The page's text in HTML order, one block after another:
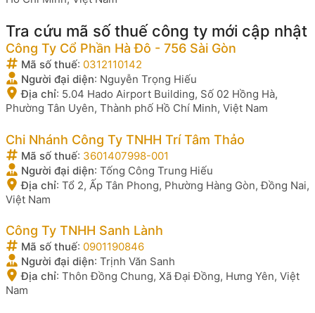
Tra cứu mã số thuế công ty mới cập nhật
Công Ty Cổ Phần Hà Đô - 756 Sài Gòn
Mã số thuế: 0312110142
Người đại diện: Nguyễn Trọng Hiếu
Địa chỉ: 5.04 Hado Airport Building, Số 02 Hồng Hà,
Phường Tân Uyên, Thành phố Hồ Chí Minh, Việt Nam
Chi Nhánh Công Ty TNHH Trí Tâm Thảo
Mã số thuế: 3601407998-001
Người đại diện: Tống Công Trung Hiếu
Địa chỉ: Tổ 2, Ấp Tân Phong, Phường Hàng Gòn, Đồng Nai,
Việt Nam
Công Ty TNHH Sanh Lành
Mã số thuế: 0901190846
Người đại diện: Trịnh Văn Sanh
Địa chỉ: Thôn Đồng Chung, Xã Đại Đồng, Hưng Yên, Việt
Nam